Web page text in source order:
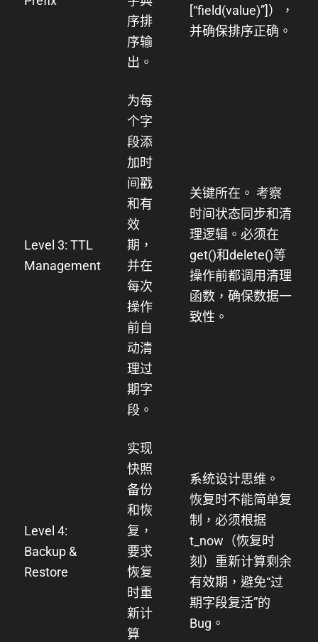
序排
序输
出。
[“field(value)”]），
并确保排序正确。
Level 3: TTL
Management
为每
个字
段添
加时
间戳
和有
效
期，
并在
每次
操作
前自
动清
理过
期字
段。
关键所在。 考察
时间状态同步和清
理逻辑。必须在
get()和delete()等
操作前都调用清理
函数，确保数据一
致性。
Level 4:
Backup &
Restore
实现
快照
备份
和恢
复，
要求
恢复
时重
新计
算
系统设计思维。
恢复时不能简单复
制，必须根据
t_now （恢复时
刻）重新计算剩余
有效期，避免“过
期字段复活”的
Bug。